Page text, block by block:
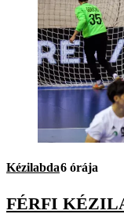
Kézilabda6 órája
FÉRFI